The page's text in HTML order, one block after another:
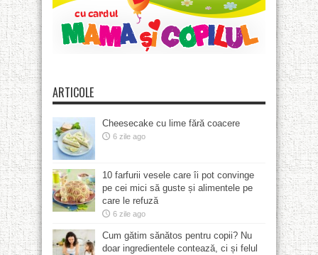
ARTICOLE
Cheesecake cu lime fără coacere
6 zile ago
10 farfurii vesele care îi pot convinge
pe cei mici să guste și alimentele pe
care le refuză
6 zile ago
Cum gătim sănătos pentru copii? Nu
doar ingredientele contează, ci și felul